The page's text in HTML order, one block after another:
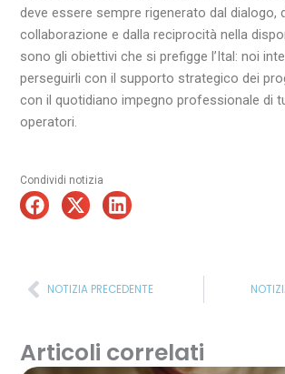
deve essere sempre rigenerato dal dialogo,
collaborazione e dalla reciprocità nella
sono gli obiettivi che si prefigge l’Ital: noi
perseguirli con il supporto strategico dei
con il quotidiano impegno professionale di
operatori.
Condividi notizia
Precedente
NOTIZIA PRECEDENTE
Articoli correlati